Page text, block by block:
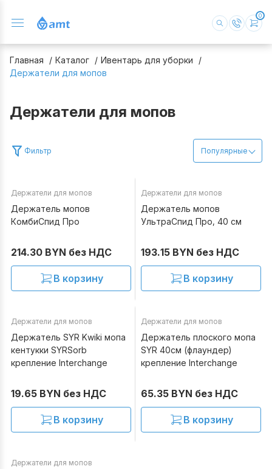
0
Главная Каталог
Ивентарь для уборки
Держатели для мопов
Держатели для мопов
Фильтр Популярные
Держатели для мопов
Держатель мопов
КомбиСпид Про
214.30 BYN без НДС
В корзину
Держатели для мопов
Держатель мопов
УльтраСпид Про, 40 см
193.15 BYN без НДС
В корзину
Держатели для мопов
Держатель SYR Kwiki мопа
кентукки SYRSorb
крепление Interchange
19.65 BYN без НДС
В корзину
Держатели для мопов
Держатель плоского мопа
SYR 40см (флаундер)
крепление Interchange
65.35 BYN без НДС
В корзину
Держатели для мопов